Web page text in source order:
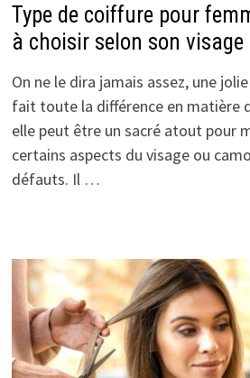
Type de coiffure pour
à choisir selon son visage
On ne le dira jamais assez, une
fait toute la différence en matière
elle peut être un sacré atout pour
certains aspects du visage ou
défauts. Il …